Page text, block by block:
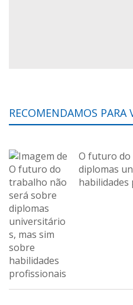
RECOMENDAMOS PARA
O futuro
diplomas
habilidades